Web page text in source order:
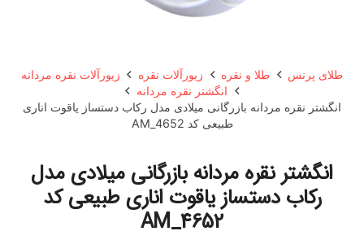
طلای پرنس طلا و نقره زیورآلات نقره
زیورآلات نقره مردانه
انگشتر نقره مردانه
انگشتر نقره مردانه بازرگانی میلادی مدل رکاب دستساز یاقوت اناری
طبیعی کد AM_4652
انگشتر نقره مردانه بازرگانی میلادی مدل
رکاب دستساز یاقوت اناری طبیعی کد
AM_4652